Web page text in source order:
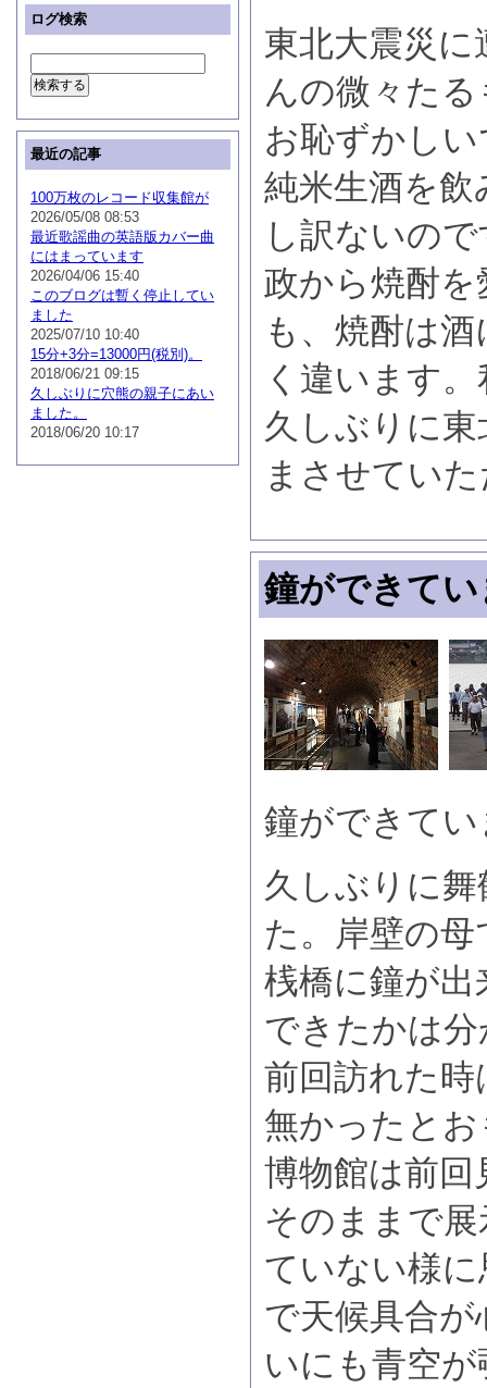
東北大震災
んの微々た
お恥ずかし
純米生酒を
し訳ないの
政から焼酎
も、焼酎は
く違います
久しぶりに
まさせてい
鐘ができて
鐘ができて
久しぶりに
た。岸壁の
桟橋に鐘が
できたかは
前回訪れた
無かったと
博物館は前
そのままで
ていない様
で天候具合
いにも青空
ログ検索
最近の記事
100万枚のレコード収集館が
2026/05/08 08:53
最近歌謡曲の英語版カバー曲
にはまっています
2026/04/06 15:40
このブログは暫く停止してい
ました
2025/07/10 10:40
15分+3分=13000円(税別)。
2018/06/21 09:15
久しぶりに穴熊の親子にあい
ました。
2018/06/20 10:17